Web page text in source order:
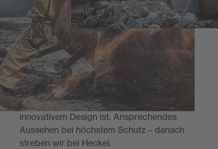
Nur so können wir die absolute
Leistungsfähigkeit unserer Produkte und
damit die Sicherheit ihrer Träger voll und
ganz garantieren.
Wir sind davon überzeugt, dass diese
hervorragende Sicherheit das Ergebnis der
Kombination von neuester Technik mit
innovativem Design ist. Ansprechendes
Aussehen bei höchstem Schutz – danach
streben wir bei Heckel.